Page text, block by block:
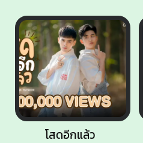
โสดอีกแล้ว